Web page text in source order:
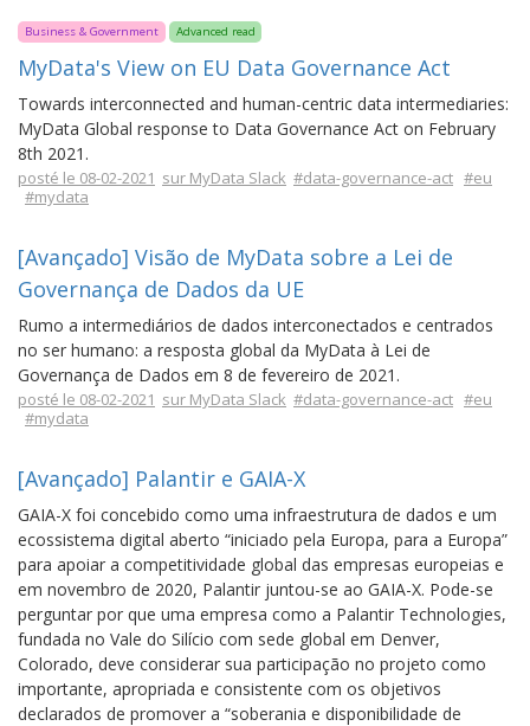
Business & Government Advanced read
MyData's View on EU Data Governance Act
Towards interconnected and human-centric data intermediaries:
MyData Global response to Data Governance Act on February
8th 2021.
posté le 08-02-2021 sur MyData Slack #data-governance-act #eu
#mydata
[Avançado] Visão de MyData sobre a Lei de
Governança de Dados da UE
Rumo a intermediários de dados interconectados e centrados
no ser humano: a resposta global da MyData à Lei de
Governança de Dados em 8 de fevereiro de 2021.
posté le 08-02-2021 sur MyData Slack #data-governance-act #eu
#mydata
[Avançado] Palantir e GAIA-X
GAIA-X foi concebido como uma infraestrutura de dados e um
ecossistema digital aberto “iniciado pela Europa, para a Europa”
para apoiar a competitividade global das empresas europeias e
em novembro de 2020, Palantir juntou-se ao GAIA-X. Pode-se
perguntar por que uma empresa como a Palantir Technologies,
fundada no Vale do Silício com sede global em Denver,
Colorado, deve considerar sua participação no projeto como
importante, apropriada e consistente com os objetivos
declarados de promover a “soberania e disponibilidade de